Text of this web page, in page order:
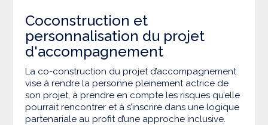
Coconstruction et
personnalisation du projet
d'accompagnement
La co-construction du projet d’accompagnement
vise à rendre la personne pleinement actrice de
son projet, à prendre en compte les risques qu’elle
pourrait rencontrer et à s’inscrire dans une logique
partenariale au profit d’une approche inclusive.